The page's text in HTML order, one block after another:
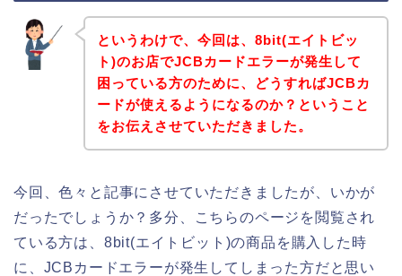
というわけで、今回は、8bit(エイトビッ
ト)のお店でJCBカードエラーが発生して
困っている方のために、どうすればJCBカ
ードが使えるようになるのか？ということ
をお伝えさせていただきました。
今回、色々と記事にさせていただきましたが、いかが
だったでしょうか？多分、こちらのページを閲覧され
ている方は、8bit(エイトビット)の商品を購入した時
に、JCBカードエラーが発生してしまった方だと思い